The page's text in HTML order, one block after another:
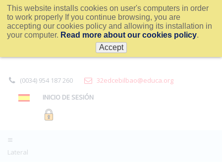
This website installs cookies on user's computers in order
to work properly If you continue browsing, you are
accepting our cookies policy and allowing its installation in
your computer. Read more about our cookies policy.
Accept
(0034) 954 187 260
32edcebilbao@educa.org
INICIO DE SESIÓN
Lateral